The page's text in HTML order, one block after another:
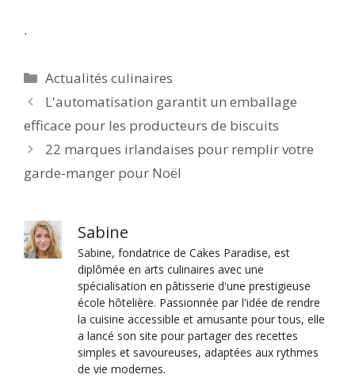
.
Catégories
Actualités culinaires
L'automatisation garantit un emballage
efficace pour les producteurs de biscuits
22 marques irlandaises pour remplir votre
garde-manger pour Noël
Sabine
Sabine, fondatrice de Cakes Paradise, est
diplômée en arts culinaires avec une
spécialisation en pâtisserie d'une prestigieuse
école hôtelière. Passionnée par l'idée de rendre
la cuisine accessible et amusante pour tous, elle
a lancé son site pour partager des recettes
simples et savoureuses, adaptées aux rythmes
de vie modernes.